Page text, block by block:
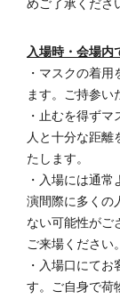
めご了承くださ
入場時・会場内
・マスクの着
ます。ご持参い
・止むを得ず
人と十分な距
たします。
・入場には通
演間際に多くの
ない可能性がご
ご来場ください。
・入場口にて
す。ご自身で荷